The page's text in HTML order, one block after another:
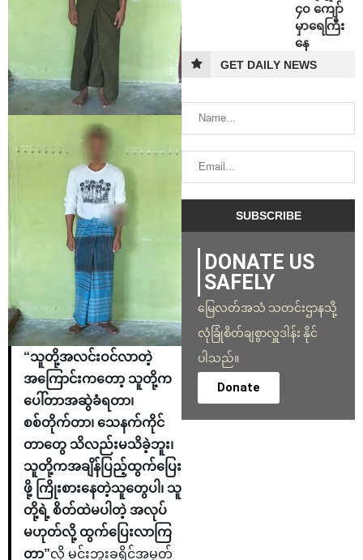
“သူတို့အလင်းဝင်လာတဲ့
အကြောင်းကတော့ သူတို့က
ပေါ်တာအဆွဲခံရတာ၊
စစ်တိုက်တာ၊ သေနက်ကိုင်
တာတွေ သိလည်းမသိခဲ့ဘူး၊
သူတို့ကအချိန်ပြည့်ထွက်ပြေး
ဖို့ ကြိုးစားနေတဲ့သူတွေပါ၊ သူ
တို့ရဲ့ စိတ်ထဲမပါတဲ့ အလုပ်
မဟုတ်လို့ ထွက်ပြေးလာကြ
တာ”လို့ မင်းဘူးခရိုင်အမှတ်
၄၀ ကျော်
မှာရေကြီး
နေ
GET DAILY NEWS
DONATE US
SAFELY
မြေလတ်အသံ သတင်းဌာနသို့
လုံခြုံစိတ်ချစွာလှူဒါန်း နိုင်
ပါသည်။
Donate